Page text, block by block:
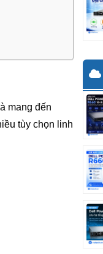
mang đến
tùy chọn linh